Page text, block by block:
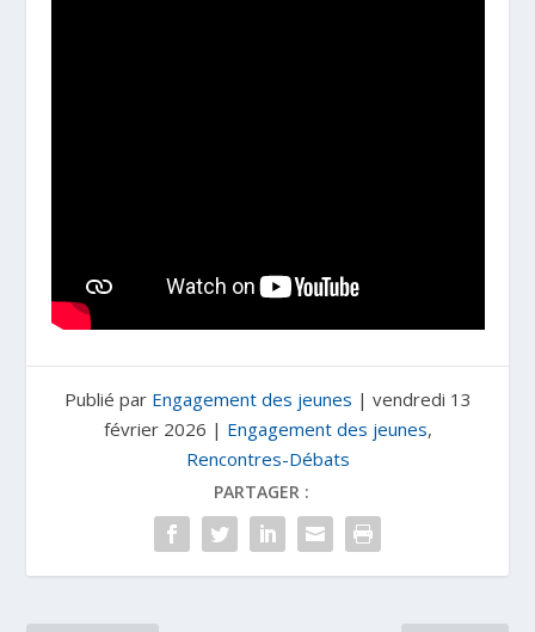
Publié par Engagement des jeunes | vendredi 13
février 2026 | Engagement des jeunes,
Rencontres-Débats
PARTAGER :